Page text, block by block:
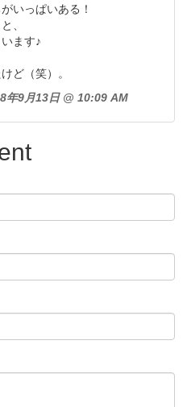
いっぱいある！
、
ます♪
ど（笑）。
9月13日 @ 10:09 AM